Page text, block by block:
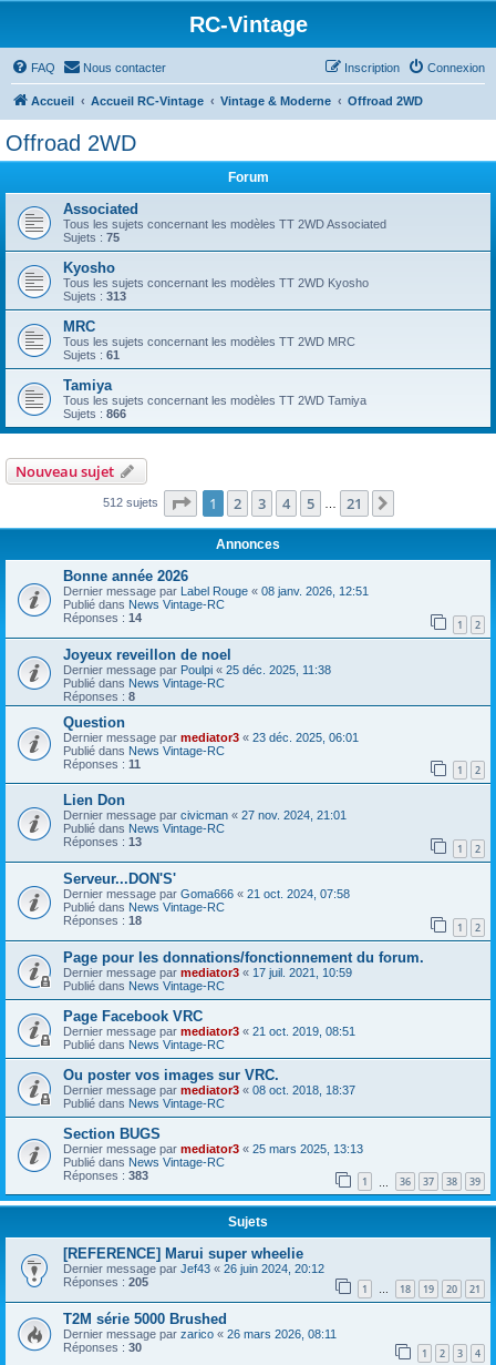
RC-Vintage
FAQ Nous contacter Connexion
Inscription
Accueil Accueil RC-Vintage Vintage & Moderne Offroad 2WD
Offroad 2WD
Forum
Associated
Tous les sujets concernant les modèles TT 2WD Associated
Sujets : 75
Kyosho
Tous les sujets concernant les modèles TT 2WD Kyosho
Sujets : 313
MRC
Tous les sujets concernant les modèles TT 2WD MRC
Sujets : 61
Tamiya
Tous les sujets concernant les modèles TT 2WD Tamiya
Sujets : 866
Nouveau sujet
512 sujets Page 1sur21
1 2 3 4 5 21
Annonces
Bonne année 2026
Dernier message par Label Rouge « 08 janv. 2026, 12:51
Publié dans News Vintage-RC
Réponses : 14 1 2
Joyeux reveillon de noel
Dernier message par Poulpi « 25 déc. 2025, 11:38
Publié dans News Vintage-RC
Réponses : 8
Question
Dernier message par mediator3 « 23 déc. 2025, 06:01
Publié dans News Vintage-RC
Réponses : 11 1 2
Lien Don
Dernier message par civicman « 27 nov. 2024, 21:01
Publié dans News Vintage-RC
Réponses : 13 1 2
Serveur...DON'S'
Dernier message par Goma666 « 21 oct. 2024, 07:58
Publié dans News Vintage-RC
Réponses : 18 1 2
Page pour les donnations/fonctionnement du forum.
Dernier message par mediator3 « 17 juil. 2021, 10:59
Publié dans News Vintage-RC
Page Facebook VRC
Dernier message par mediator3 « 21 oct. 2019, 08:51
Publié dans News Vintage-RC
Ou poster vos images sur VRC.
Dernier message par mediator3 « 08 oct. 2018, 18:37
Publié dans News Vintage-RC
Section BUGS
Dernier message par mediator3 « 25 mars 2025, 13:13
Publié dans News Vintage-RC
Réponses : 383 1 36 37 38 39
Sujets
[REFERENCE] Marui super wheelie
Dernier message par Jef43 « 26 juin 2024, 20:12
Réponses : 205 1 … 18 19 20 21
T2M série 5000 Brushed
Dernier message par zarico « 26 mars 2026, 08:11
Réponses : 30 1 2 3 4